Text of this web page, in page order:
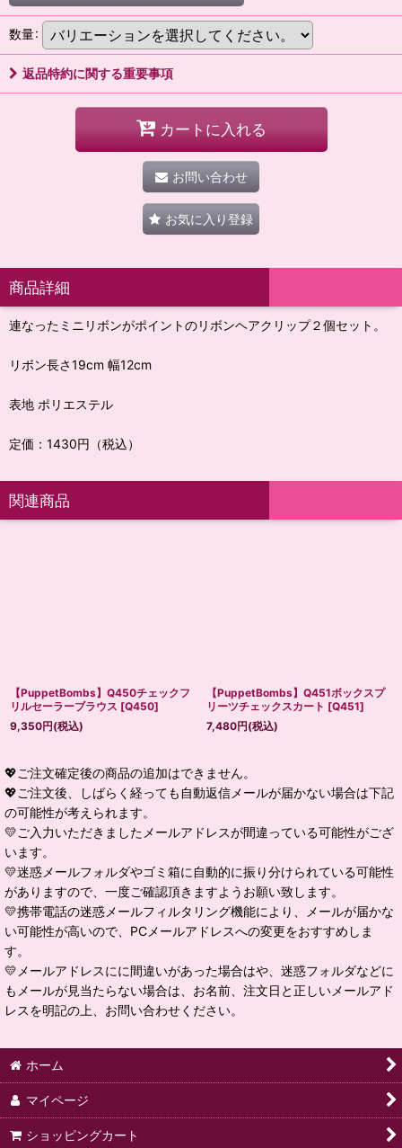
数量:
返品特約に関する重要事項
カートに入れる
お問い合わせ
お気に入り登録
商品詳細
連なったミニリボンがポイントのリボンヘアクリップ２個セット。
リボン長さ19cm 幅12cm
表地 ポリエステル
定価：1430円（税込）
関連商品
【PuppetBombs】Q450チェックフ
リルセーラーブラウス [Q450]
9,350円(税込)
【PuppetBombs】Q451ボックスプ
リーツチェックスカート [Q451]
7,480円(税込)
💖ご注文確定後の商品の追加はできません。
💖ご注文後、しばらく経っても自動返信メールが届かない場合は下記
の可能性が考えられます。
💛ご入力いただきましたメールアドレスが間違っている可能性がござ
います。
💛迷惑メールフォルダやゴミ箱に自動的に振り分けられている可能性
がありますので、一度ご確認頂きますようお願い致します。
💛携帯電話の迷惑メールフィルタリング機能により、メールが届かな
い可能性が高いので、PCメールアドレスへの変更をおすすめしま
す。
💛メールアドレスにに間違いがあった場合はや、迷惑フォルダなどに
もメールが見当たらない場合は、お名前、注文日と正しいメールアド
レスを明記の上、お問い合わせください。
ホーム
マイページ
ショッピングカート